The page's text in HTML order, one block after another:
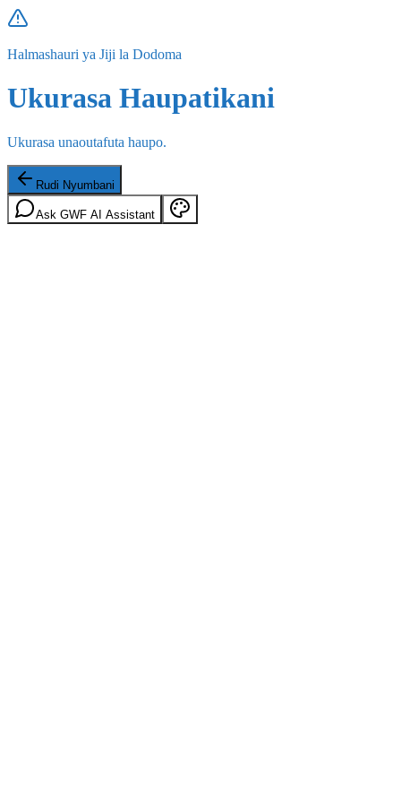
Halmashauri ya Jiji la Dodoma
Ukurasa Haupatikani
Ukurasa unaoutafuta haupo.
Rudi Nyumbani
Ask GWF AI Assistant